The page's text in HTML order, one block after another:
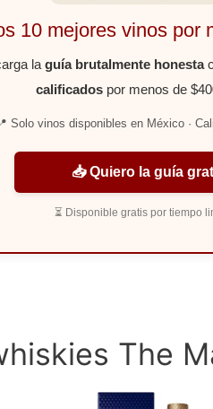
10 mejores vinos por
la guía brutalmente honesta
calificadospor menos de
Solo vinos disponibles en México ·
📥 Quiero la guía
⏳ Disponible gratis por tiempo
The